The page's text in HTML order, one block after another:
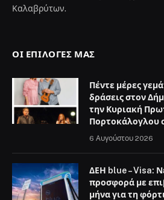
Καλαβρύτων.
ΟΙ ΕΠΙΛΟΓΈΣ ΜΑΣ
Πέντε μέρες
δράσεις στον
την Κυριακή
Πορτοκάλογλου
6 Αυγούστου 2026
ΔΕΗ blue – Visa:
προσφορά με
μήνα για τη